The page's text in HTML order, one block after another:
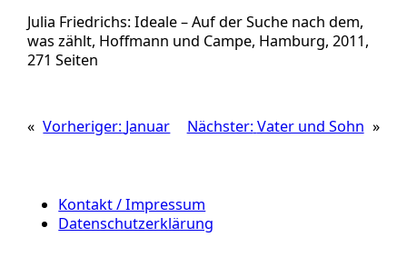
Julia Friedrichs: Ideale – Auf der Suche nach dem,
was zählt, Hoffmann und Campe, Hamburg, 2011,
271 Seiten
« Vorheriger: Januar Nächster:Vater und Sohn »
Kontakt / Impressum
Datenschutzerklärung